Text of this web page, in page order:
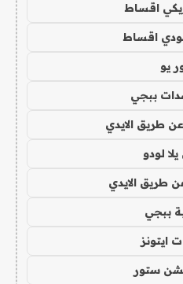
اقساط
اقساط
يو
ببجي
طريق الايدي
لودو
طريق الايدي
ببجي
ايتونز
ستور